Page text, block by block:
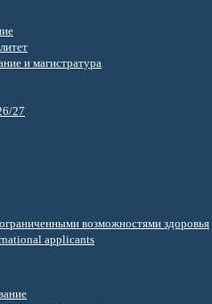
и магистратура
27
возможностями здоровья
applicants